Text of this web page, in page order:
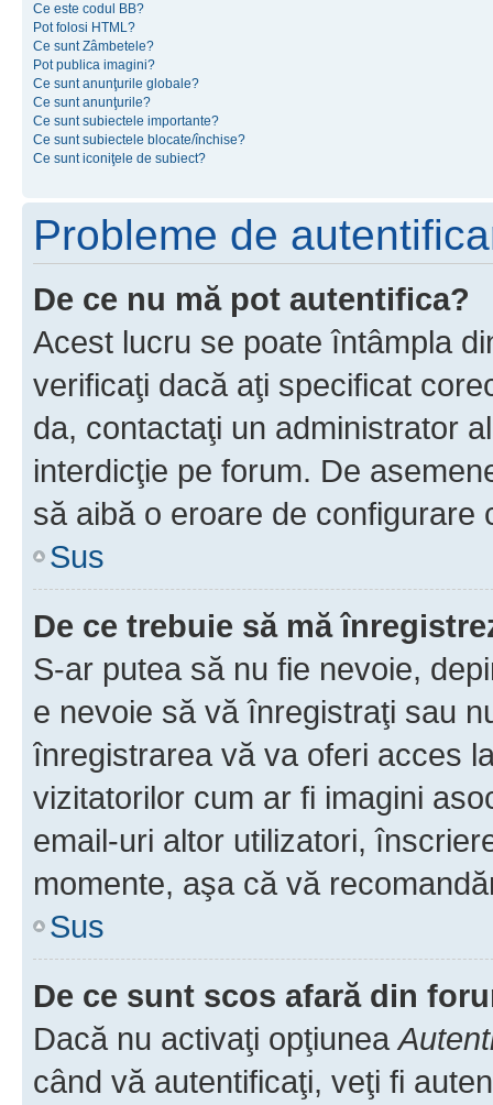
Ce este codul BB?
Pot folosi HTML?
Ce sunt Zâmbetele?
Pot publica imagini?
Ce sunt anunţurile globale?
Ce sunt anunţurile?
Ce sunt subiectele importante?
Ce sunt subiectele blocate/închise?
Ce sunt iconiţele de subiect?
Probleme de
De ce nu mă pot autentifica?
Acest lucru se poate întâmpla
verificaţi dacă aţi specificat
da, contactaţi un administrator
interdicţie pe forum. De
să aibă o eroare de configurare
Sus
De ce trebuie să mă
S-ar putea să nu fie nevoie,
e nevoie să vă înregistraţi sau
înregistrarea vă va oferi acces
vizitatorilor cum ar fi imagini
email-uri altor utilizatori,
momente, aşa că vă
Sus
De ce sunt scos afară din
Dacă nu activaţi opţiunea
când vă autentificaţi, veţi fi